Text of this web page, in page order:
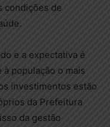
condições de
e a expectativa é
população o mais
investimentos estão
da Prefeitura
da gestão